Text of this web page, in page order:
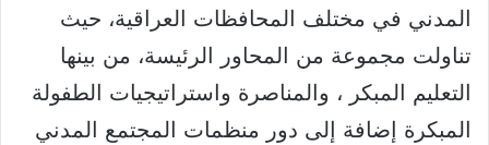
المدني في مختلف المحافظات العراقية، حيث
تناولت مجموعة من المحاور الرئيسة، من بينها
التعليم المبكر ، والمناصرة واستراتيجيات الطفولة
المبكرة إضافة إلى دور منظمات المجتمع المدني